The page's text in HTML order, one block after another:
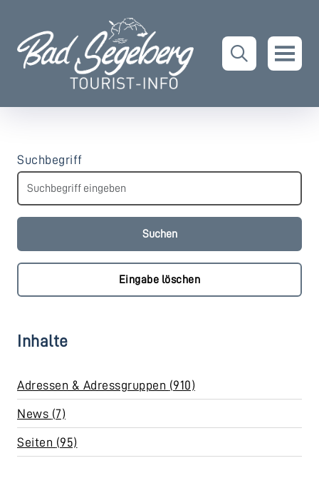
Suchbegriff
Eingabe löschen
Inhalte
Adressen & Adressgruppen (910)
News (7)
Seiten (95)